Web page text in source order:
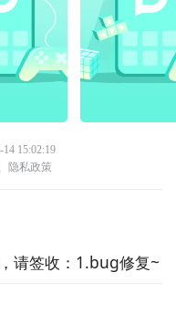
14 15:02:19
隐私政策
请签收：1.bug修复~